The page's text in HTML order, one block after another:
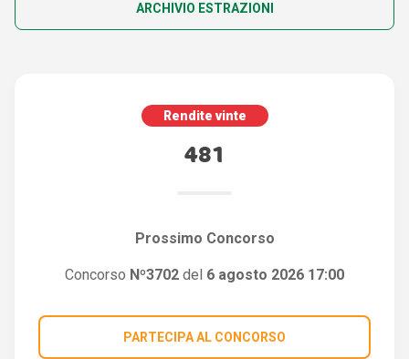
ARCHIVIO ESTRAZIONI
Rendite vinte
481
Prossimo Concorso
Concorso Nº3702 del 6 agosto 2026 17:00
PARTECIPA AL CONCORSO